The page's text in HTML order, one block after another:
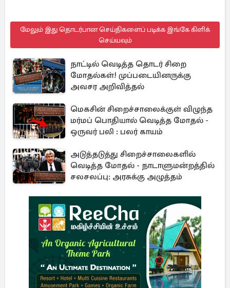
மேலும் இது தொடர்பான செய்திகளைப் படிக்க இங்கே கிளிக்
செய்யவும்
நாட்டில் வெடித்த தொடர் சிறை
மோதல்கள்! முப்படையினருக்கு
அவசர அறிவித்தல்
மெகசின் சிறைச்சாலைக்குள் விழுந்த
மர்மப் பொதியால் வெடித்த மோதல் -
ஒருவர் பலி : பலர் காயம்
அடுத்தடுத்து சிறைச்சாலைகளில்
வெடித்த மோதல் - நாடாளுமன்றத்தில்
சலசலப்பு: அரசுக்கு அழுத்தம்